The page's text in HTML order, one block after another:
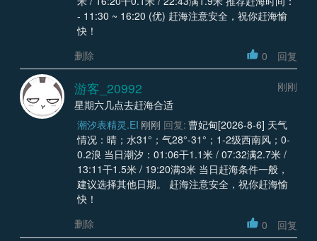
- 11:30 ~ 16:20 (优) 赶海注意安全，祝你赶海愉
快！
删除
0 回复
游客_20992
刚刚
星期六几点去赶海合适
潮汐表精灵.EI 刚刚 回复: 曹妃甸[2026-8-6] 天气
情况：晴；水31°；气28°-31°；1-2级西南风；0-
0.2浪 当日潮汐：01:06干1.1米 / 07:32满2.7米 /
13:11干1.5米 / 19:20满3米 当日赶海条件一般，
建议选择其他日期。 赶海注意安全，祝你赶海愉
快！
删除
0 回复